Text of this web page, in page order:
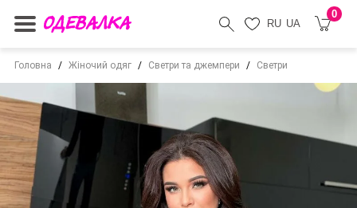
RU UA
0
Головна Жіночий одяг Светри та джемпери Светри